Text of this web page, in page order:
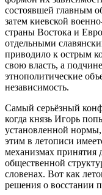
состоявшей главным
затем киевской
страны Востока и
отдельными
приводило к острым
свою власть, а
этнополитические
независимость.
Самый серьёзный
когда князь Игорь
установленной
этим в летописи
механизмах
общественной
словенах. Вот как
решения о восстании